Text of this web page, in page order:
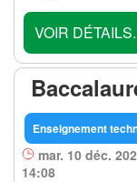
VOIR
Enseignement
mar. 10 déc.
14:08